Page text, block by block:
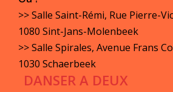
>> Salle Saint-Rémi, Rue Pierre-
1080 Sint-Jans-Molenbeek
>> Salle Spirales, Avenue Frans
1030 Schaerbeek
DANSER A DEUX